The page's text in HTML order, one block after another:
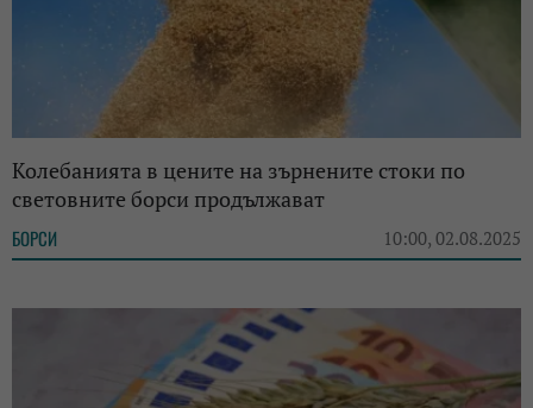
Колебанията в цените на зърнените стоки по
световните борси продължават
БОРСИ 10:00, 02.08.2025